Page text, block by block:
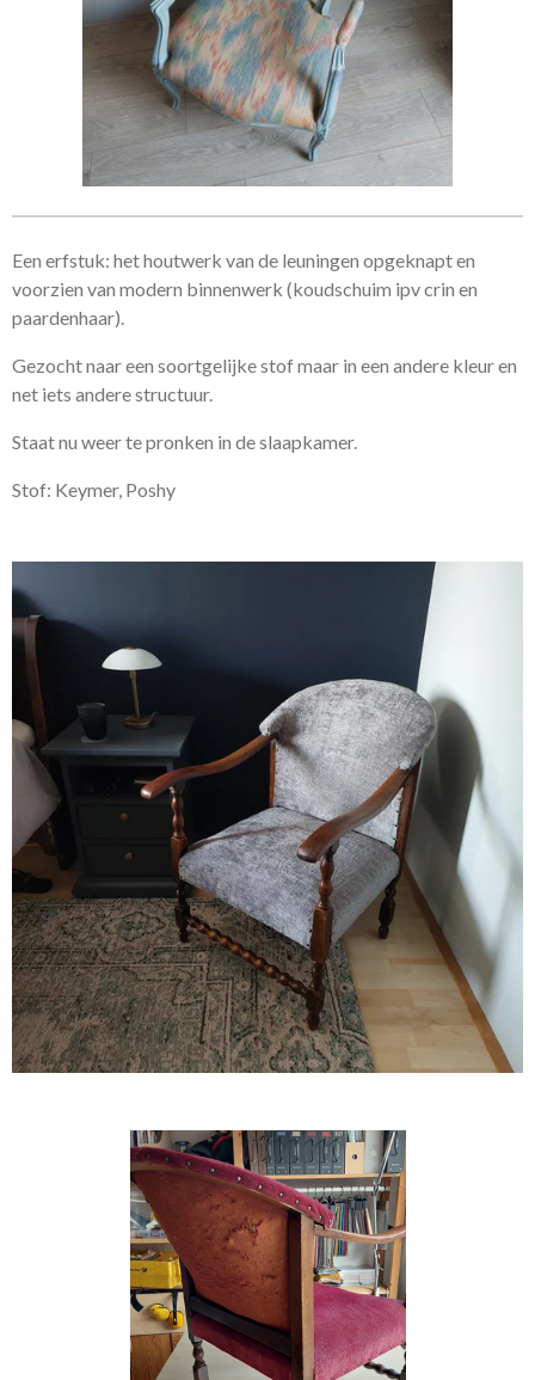
Een erfstuk: het houtwerk van de leuningen opgeknapt en
voorzien van modern binnenwerk (koudschuim ipv crin en
paardenhaar).
Gezocht naar een soortgelijke stof maar in een andere kleur en
net iets andere structuur.
Staat nu weer te pronken in de slaapkamer.
Stof: Keymer, Poshy